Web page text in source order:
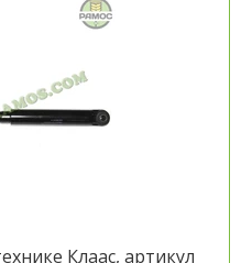
Клаас, артикул